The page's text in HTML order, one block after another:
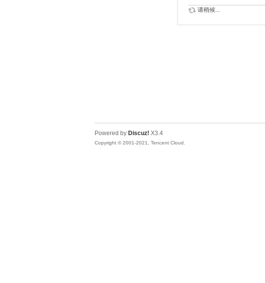
请稍候...
Powered by Discuz! X3.4
Copyright © 2001-2021, Tencent Cloud.